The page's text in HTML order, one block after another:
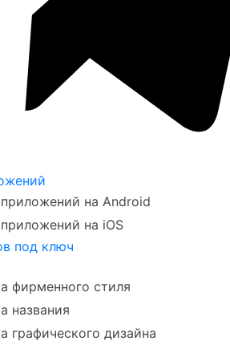
на Android
на iOS
под ключ
фирменного стиля
названия
графического дизайна